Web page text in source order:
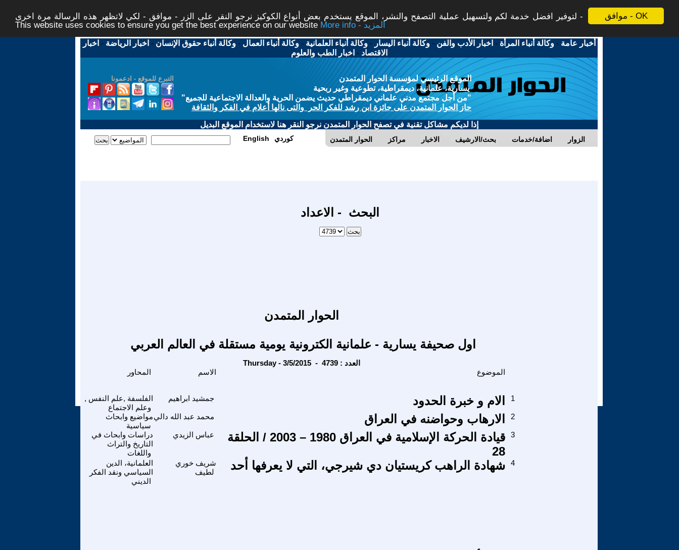
موافق - OK
لتوفير افضل خدمة لكم ولتسهيل عملية التصفح والنشر، الموقع يستخدم بعض أنواع الكوكيز نرجو النقر على الزر - موافق - لكي لاتظهر هذه الرسالة مرة اخرى -
This website uses cookies to ensure you get the best experience on our website
More info - المزيد
أخبار عامة -وكالة أنباء المرأة - اخبار الأدب والفن -وكالة أنباء اليسار -وكالة أنباء العلمانية -وكالة أنباء العمال -وكالة أنباء حقوق الإنسان - اخبار الرياضة - اخبار
الاقتصاد - اخبار الطب والعلوم
التبرع للموقع - ادعمونا
الموقع الرئيسي لمؤسسة الحوار المتمدن
يسارية، علمانية، ديمقراطية، تطوعية وغير ربحية
"من أجل مجتمع مدني علماني ديمقراطي حديث يضمن الحرية والعدالة الاجتماعية للجميع"
حاز الحوار المتمدن على جائزة ابن رشد للفكر الحر والتى نالها أعلام في الفكر والثقافة
إذا لديكم مشاكل تقنية في تصفح الحوار المتمدن نرجو النقر هنا لاستخدام الموقع البديل
الحوار المتمدن مراكز الاخبار بحث/الارشيف اضافة/خدمات الزوار English كوردي
البحث - الاعداد
الحوار المتمدن
اول صحيفة يسارية - علمانية الكترونية يومية مستقلة في العالم العربي
Thursday - 3/5/2015 - العدد : 4739
الاسم الموضوع
الفلسفة ,علم النفس ,
وعلم الاجتماع
جمشيد ابراهيم الام و خبرة الحدود 1
مواضيع وابحاث
سياسية
محمد عبد الله دالي الارهاب وحواضنه في العراق 2
دراسات وابحاث في
التاريخ والتراث
واللغات
عباس الزيدي
قيادة الحركة الإسلامية في العراق 1980 – 2003 / الحلقة
28
3
العلمانية، الدين
السياسي ونقد الفكر
الديني
شريف خوري
لطيف
شهادة الراهب كريستيان دي شيرجي، التي لا يعرفها أحد 4